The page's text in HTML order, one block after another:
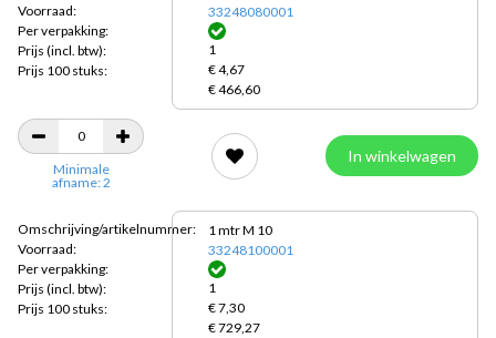
Voorraad:
Per verpakking:
Prijs (incl. btw):
Prijs 100 stuks:
33248080001
1
€ 4,67
€ 466,60
Minimale
afname: 2
In winkelwagen
Omschrijving/artikelnummer:
Voorraad:
Per verpakking:
Prijs (incl. btw):
Prijs 100 stuks:
1 mtr M 10
33248100001
1
€ 7,30
€ 729,27